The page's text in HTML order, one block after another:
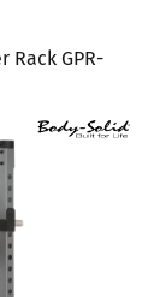
Rack GPR-